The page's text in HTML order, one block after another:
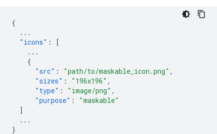
{
...
"icons" :
[
...
{
"src" : "path/to/maskable_icon.png" ,
"sizes" : "196x196" ,
"type" : "image/png" ,
"purpose" :
"maskable"
]
...
}